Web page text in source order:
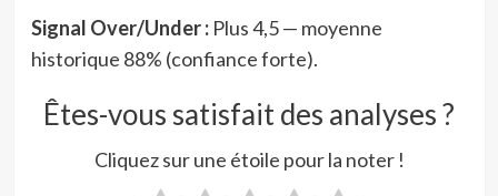
Signal Over/Under :Plus 4,5 — moyenne
historique 88% (confiance forte).
Êtes-vous satisfait des analyses ?
Cliquez sur une étoile pour la noter !